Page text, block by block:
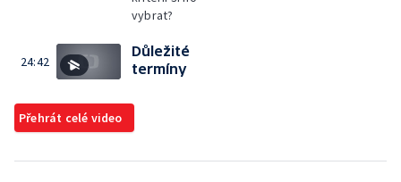
vybrat?
24:42
Důležité
termíny
Přehrát celé video